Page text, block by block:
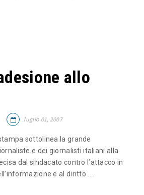
allo
luglio 01, 2007
sottolinea la grande
e dei giornalisti italiani alla
dal sindacato contro l’attacco in
e al diritto ...